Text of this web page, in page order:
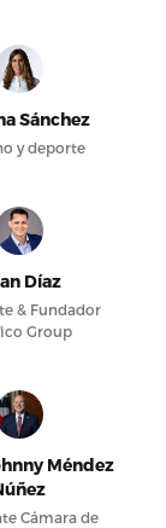
Sánchez
y deporte
Díaz
& Fundador
Group
Méndez
Cámara de